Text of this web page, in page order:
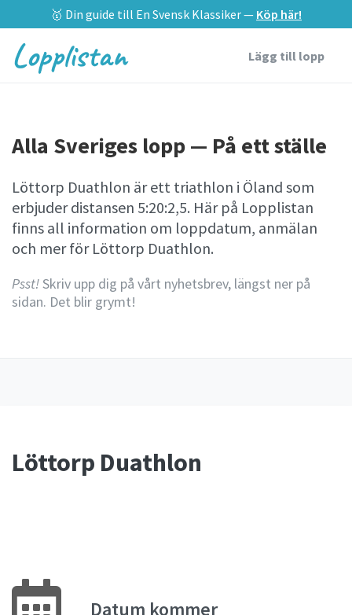
🥇 Din guide till En Svensk Klassiker — Köp här!
Lopplistan Lägg till lopp
Alla Sveriges lopp — På ett ställe
Löttorp Duathlon är ett triathlon i Öland som
erbjuder distansen 5:20:2,5. Här på Lopplistan
finns all information om loppdatum, anmälan
och mer för Löttorp Duathlon.
Psst!Skriv upp dig på vårt nyhetsbrev, längst ner på
sidan. Det blir grymt!
Löttorp Duathlon
Datum kommer